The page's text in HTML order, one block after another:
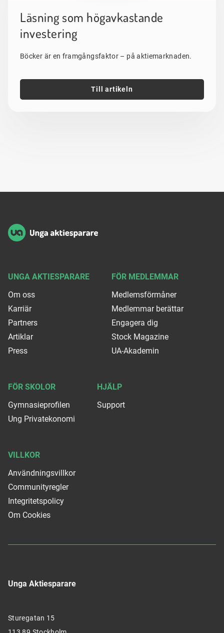
Läsning som högavkastande
investering
Böcker är en framgångsfaktor – på aktiemarknaden.
Till artikeln
Unga Aktiesparare
Sturegatan 15
UNGA AKTIESPARARE
Om oss
Karriär
Partners
Artiklar
Press
FÖR MEDLEMMAR
Medlemsförmåner
Medlemmar berättar
Engagera dig
Stock Magazine
UA-Akademin
FÖR SKOLOR
Gymnasieprofilen
Ung Privatekonomi
HJÄLP
Support
VILLKOR
Användningsvillkor
Communityregler
Integritetspolicy
Om Cookies